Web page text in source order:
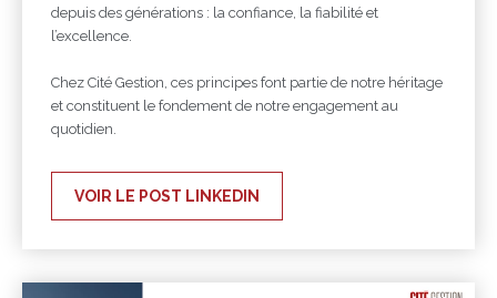
depuis des générations : la confiance, la fiabilité et
l’excellence.
Chez Cité Gestion, ces principes font partie de notre héritage
et constituent le fondement de notre engagement au
quotidien.
VOIR LE POST LINKEDIN